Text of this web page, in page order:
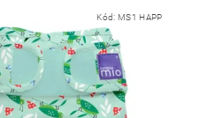
Kód: MS1 HAPP